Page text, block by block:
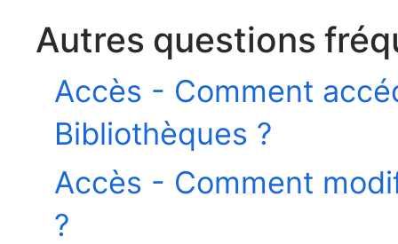
Autres questions
Accès - Comment
Bibliothèques ?
Accès - Comment
?